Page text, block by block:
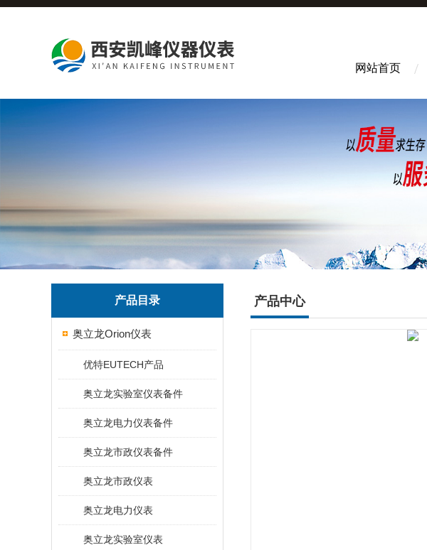
网站首页
产品目录
奥立龙Orion仪表
优特EUTECH产品
奥立龙实验室仪表备件
奥立龙电力仪表备件
奥立龙市政仪表备件
奥立龙市政仪表
奥立龙电力仪表
奥立龙实验室仪表
产品中心